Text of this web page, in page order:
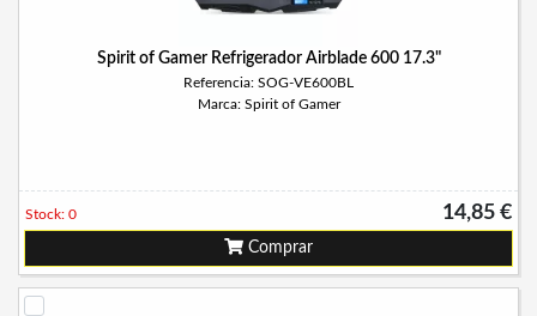
Spirit of Gamer Refrigerador Airblade 600 17.3"
Referencia: SOG-VE600BL
Marca: Spirit of Gamer
14,85 €
Stock: 0
Comprar